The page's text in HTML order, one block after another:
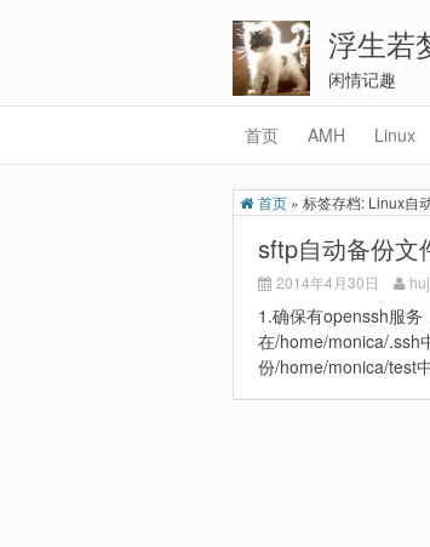
浮生若
闲情记趣
首页 AMH Linux
首页 » 标签存档: Linux自
sftp自动备份文
2014年4月30日
1.确保有openssh服
在/home/monica/.ssh
份/home/monica/test